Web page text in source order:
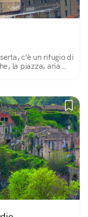
c'è un rifugio di
la piazza, aria